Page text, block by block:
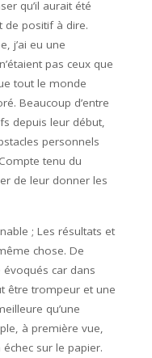
qu’il aurait été
de positif à dire.
j’ai eu une
pas ceux que
tout le monde
Beaucoup d’entre
depuis leur début,
personnels
tenu du
de leur donner les
; Les résultats et
chose. De
car dans
être trompeur et une
qu’une
à première vue,
sur le papier.